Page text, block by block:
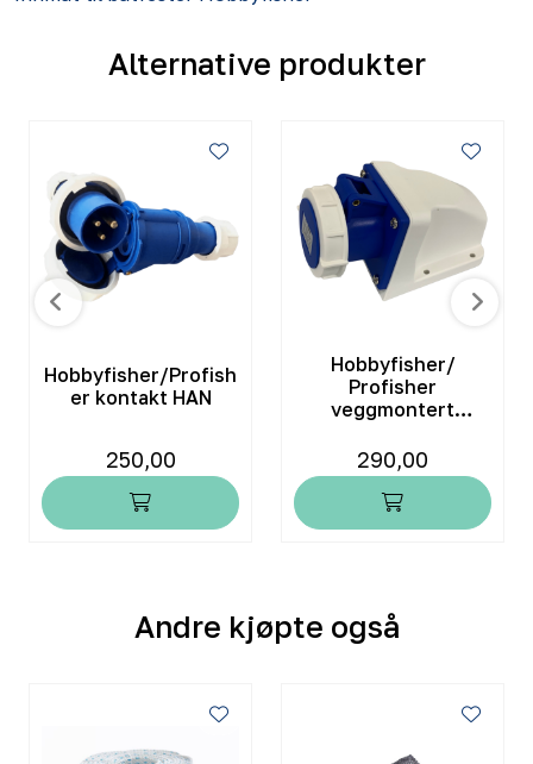
Alternative produkter
Hobbyfisher/Profish
er kontakt HAN
250,00
Hobbyfisher/
Profisher
veggmontert
290,00
Andre kjøpte også